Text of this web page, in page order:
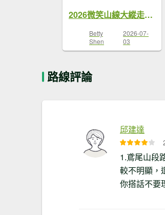
2026微笑山線大縱走尋寶集章任務微笑山線：【鳶山山系】鳶山彩壁段
Betty
Shen
2026-07-
03
路線評論
邱建達
1.鳶尾山段
較不明顯，
你搭話不要